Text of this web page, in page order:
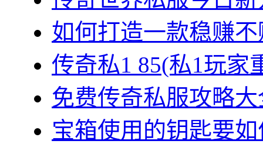
如何打造一款稳赚
传奇私1 85(私1玩家
免费传奇私服攻略
宝箱使用的钥匙要